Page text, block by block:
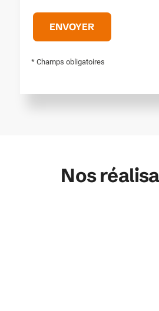
* Champs obligatoires
Nos